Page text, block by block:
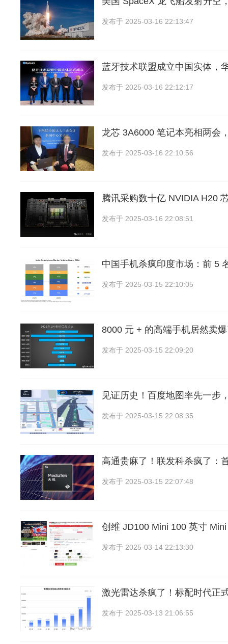
发布于 2025-03-16 22:13:47
蓝牙技术联盟成立中国实体，
发布于 2025-03-16 22:12:17
龙芯 3A6000 笔记本亮相两会
发布于 2025-03-16 22:10:56
腾讯采购数十亿 NVIDIA H20
发布于 2025-03-16 22:08:51
中国手机杀疯印度市场：前 5
发布于 2025-03-15 22:10:05
8000 元 + 的高端手机居然卖
发布于 2025-03-15 22:09:20
见证历史！百度地图率先一步
发布于 2025-03-15 22:08:35
高通贵麻了！联发科杀疯了：
发布于 2025-03-15 22:07:48
创维 JD100 Mini 100 英寸
发布于 2025-03-14 22:13:30
激光雷达杀疯了！标配时代正
发布于 2025-03-13 21:06:55